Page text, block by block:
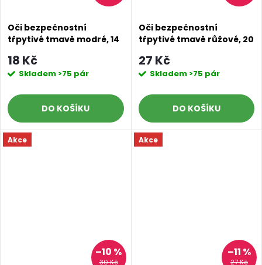
Oči bezpečnostní
třpytivé tmavě modré, 14
18 Kč
Skladem >75 pár
DO KOŠÍKU
Oči bezpečnostní
třpytivé tmavě růžové, 20
27 Kč
Skladem >75 pár
DO KOŠÍKU
Akce
30 Kč
–10 %
Akce
27 Kč
–11 %